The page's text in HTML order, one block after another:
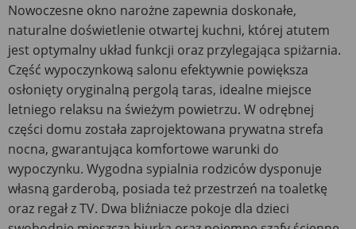
Nowoczesne okno narożne zapewnia doskonałe,
naturalne doświetlenie otwartej kuchni, której atutem
jest optymalny układ funkcji oraz przylegająca spiżarnia.
Część wypoczynkową salonu efektywnie powiększa
osłonięty oryginalną pergolą taras, idealne miejsce
letniego relaksu na świeżym powietrzu. W odrębnej
części domu została zaprojektowana prywatna strefa
nocna, gwarantująca komfortowe warunki do
wypoczynku. Wygodna sypialnia rodziców dysponuje
własną garderobą, posiada też przestrzeń na toaletkę
oraz regał z TV. Dwa bliźniacze pokoje dla dzieci